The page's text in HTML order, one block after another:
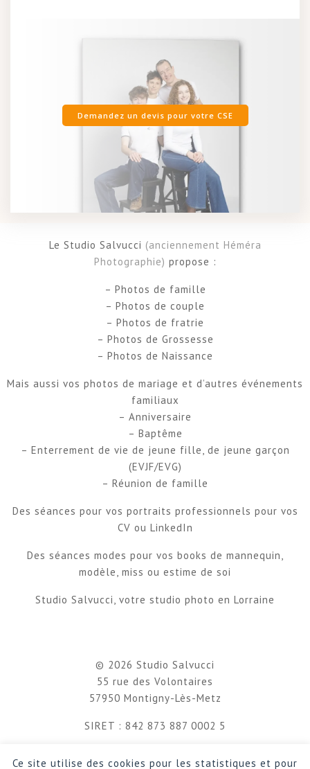
Ce site utilise des cookies pour les statistiques et pour
Demandez un devis pour votre CSE
Le Studio Salvucci (anciennement Héméra
Photographie) propose :
– Photos de famille
– Photos de couple
– Photos de fratrie
– Photos de Grossesse
– Photos de Naissance
Mais aussi vos photos de mariage et d’autres événements
familiaux
– Anniversaire
– Baptême
– Enterrement de vie de jeune fille, de jeune garçon
(EVJF/EVG)
– Réunion de famille
Des séances pour vos portraits professionnels pour vos
CV ou LinkedIn
Des séances modes pour vos books de mannequin,
modèle, miss ou estime de soi
Studio Salvucci, votre studio photo en Lorraine
© 2026 Studio Salvucci
55 rue des Volontaires
57950 Montigny-Lès-Metz
SIRET : 842 873 887 0002 5